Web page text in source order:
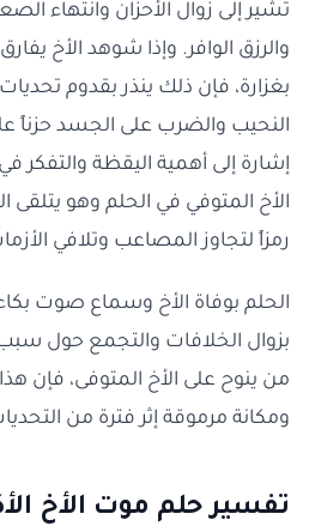
تشير إلى زوال الأحزان وانتهاء
والرزق الوافر. وإذا شوهد الأخ
بغزارة، فإن ذلك ينذر بقدوم
النحيب والضرب على الجسد حزناً
إشارة إلى أهمية اليقظة والتفكر
الأخ المتوفي في الحلم وهو يتلقى
رمزاً لتجاوز المصاعب وتلافي
الحلم بوفاة الأخ وسماع صوت بكاء
بزوال الخلافات والتجمع حول
من ينوح على الأخ المتوفى، فإن
ومكانة مرموقة إثر فترة من
تفسير حلم موت الأخ